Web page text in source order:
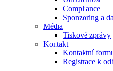
Compliance
Sponzoring a
Média
Tiskové zprávy
Kontakt
Kontaktní
Registrace k